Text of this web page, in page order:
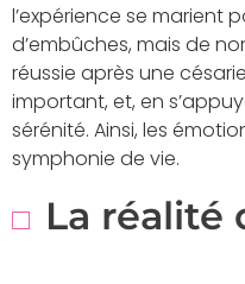
l’expérience se marient
d’embûches, mais de
réussie après une
important, et, en
sérénité. Ainsi, les
symphonie de vie.
La réalité